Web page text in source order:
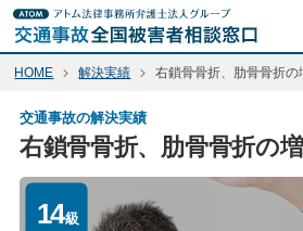
HOME 解決実績 右鎖骨骨折、肋骨骨折の
交通事故の解決実績
右鎖骨骨折、肋骨骨折の
14級